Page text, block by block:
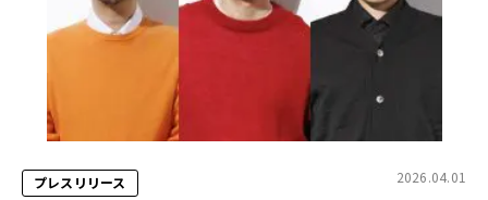
プレスリリース 2026.04.01